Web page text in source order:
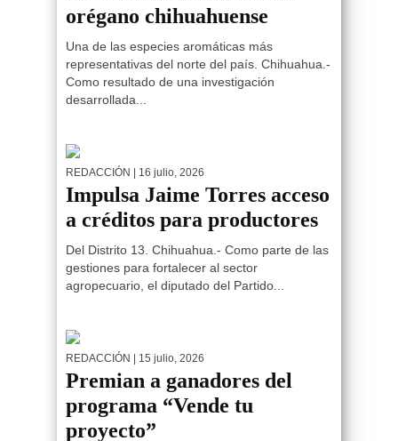
orégano chihuahuense
Una de las especies aromáticas más
representativas del norte del país. Chihuahua.-
Como resultado de una investigación
desarrollada...
REDACCIÓN | 16 julio, 2026
Impulsa Jaime Torres acceso
a créditos para productores
Del Distrito 13. Chihuahua.- Como parte de las
gestiones para fortalecer al sector
agropecuario, el diputado del Partido...
REDACCIÓN | 15 julio, 2026
Premian a ganadores del
programa “Vende tu
proyecto”